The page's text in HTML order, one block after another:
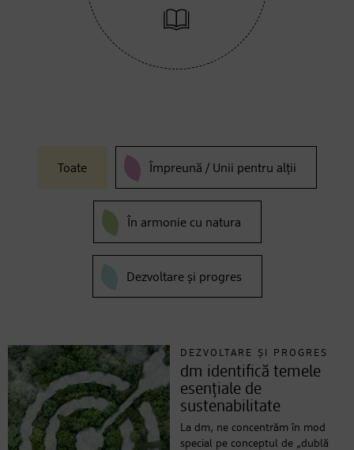
Toate Împreună / Unii pentru alții
În armonie cu natura
Dezvoltare și progres
DEZVOLTARE ȘI PROGRES
dm identifică temele
esențiale de
sustenabilitate
La dm, ne concentrăm în mod
special pe conceptul de „dublă